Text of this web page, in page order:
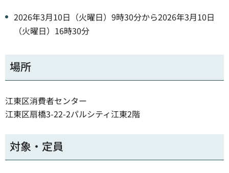
2026年3月10日（火曜日）9時30分から2026年3月10日
（火曜日）16時30分
場所
江東区消費者センター
江東区扇橋3-22-2パルシティ江東2階
対象・定員